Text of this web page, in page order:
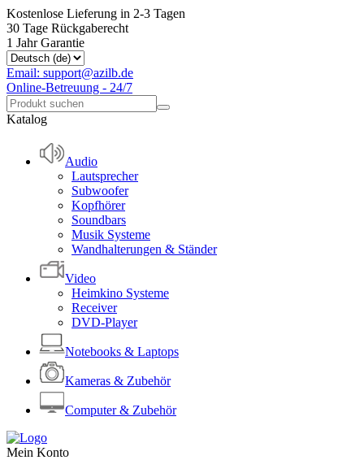
Kostenlose Lieferung in 2-3 Tagen
30 Tage Rückgaberecht
1 Jahr Garantie
Email: support@azilb.de
Online-Betreuung - 24/7
Katalog
Audio
Lautsprecher
Subwoofer
Kopfhörer
Soundbars
Musik Systeme
Wandhalterungen & Ständer
Video
Heimkino Systeme
Receiver
DVD-Player
Notebooks & Laptops
Kameras & Zubehör
Computer & Zubehör
Mein Konto